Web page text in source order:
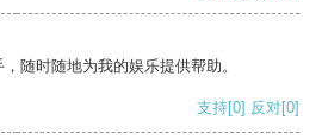
随时随地为我的娱乐提供帮助。
支持[0] 反对[0]